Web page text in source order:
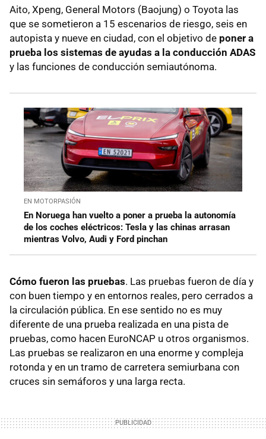
Aito, Xpeng, General Motors (Baojung) o Toyota las
que se sometieron a 15 escenarios de riesgo, seis en
autopista y nueve en ciudad, con el objetivo de poner a
prueba los sistemas de ayudas a la conducción ADAS
y las funciones de conducción semiautónoma.
EN MOTORPASIÓN
En Noruega han vuelto a poner a prueba la autonomía
de los coches eléctricos: Tesla y las chinas arrasan
mientras Volvo, Audi y Ford pinchan
Cómo fueron las pruebas. Las pruebas fueron de día y
con buen tiempo y en entornos reales, pero cerrados a
la circulación pública. En ese sentido no es muy
diferente de una prueba realizada en una pista de
pruebas, como hacen EuroNCAP u otros organismos.
Las pruebas se realizaron en una enorme y compleja
rotonda y en un tramo de carretera semiurbana con
cruces sin semáforos y una larga recta.